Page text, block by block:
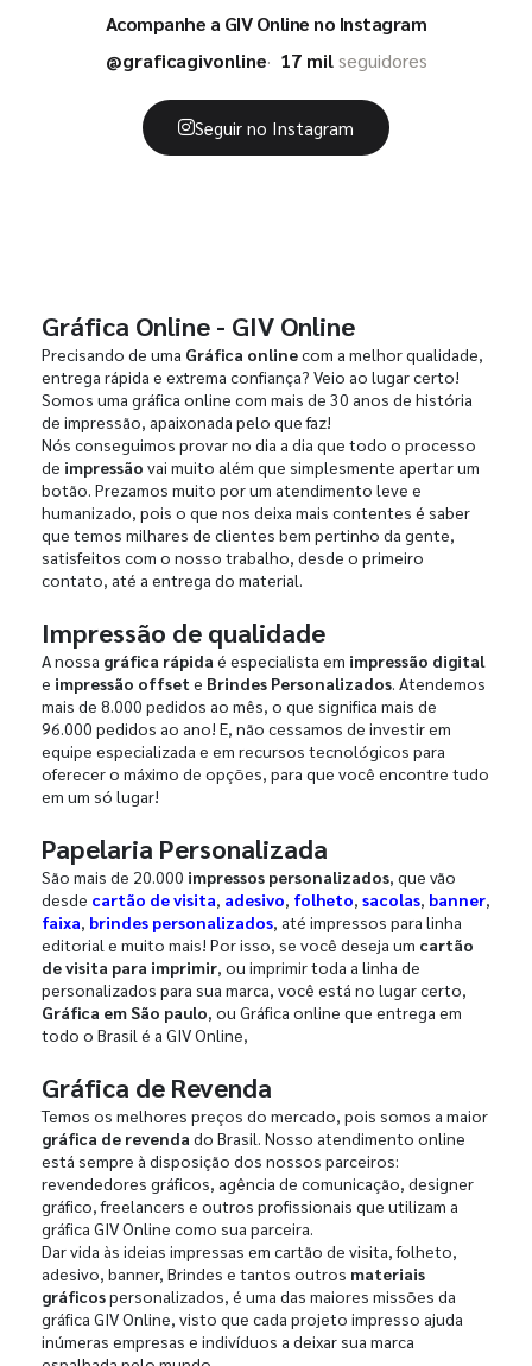
Acompanhe a GIV Online no Instagram
@graficagivonline
17 milseguidores
Seguir no Instagram
Gráfica Online - GIV Online
Precisando de uma Gráfica onlinecom a melhor qualidade,
entrega rápida e extrema confiança? Veio ao lugar certo!
Somos uma gráfica online com mais de 30 anos de história
de impressão, apaixonada pelo que faz!
Nós conseguimos provar no dia a dia que todo o processo
de impressão vai muito além que simplesmente apertar um
botão. Prezamos muito por um atendimento leve e
humanizado, pois o que nos deixa mais contentes é saber
que temos milhares de clientes bem pertinho da gente,
satisfeitos com o nosso trabalho, desde o primeiro
contato, até a entrega do material.
Impressão de qualidade
A nossa gráfica rápida é especialista em impressão digital
e impressão offset e Brindes Personalizados. Atendemos
mais de 8.000 pedidos ao mês, o que significa mais de
96.000 pedidos ao ano! E, não cessamos de investir em
equipe especializada e em recursos tecnológicos para
oferecer o máximo de opções, para que você encontre tudo
em um só lugar!
Papelaria Personalizada
São mais de 20.000 impressos personalizados, que vão
desde cartão de visita, adesivo, folheto, sacolas, banner,
faixa, brindes personalizados, até impressos para linha
editorial e muito mais! Por isso, se você deseja um cartão
de visita para imprimir, ou imprimir toda a linha de
personalizados para sua marca, você está no lugar certo,
Gráfica em São paulo, ou Gráfica online que entrega em
todo o Brasil é a GIV Online,
Gráfica de Revenda
Temos os melhores preços do mercado, pois somos a maior
gráfica de revenda do Brasil. Nosso atendimento online
está sempre à disposição dos nossos parceiros:
revendedores gráficos, agência de comunicação, designer
gráfico, freelancers e outros profissionais que utilizam a
gráfica GIV Online como sua parceira.
Dar vida às ideias impressas em cartão de visita, folheto,
adesivo, banner, Brindes e tantos outros materiais
gráficospersonalizados, é uma das maiores missões da
gráfica GIV Online, visto que cada projeto impresso ajuda
inúmeras empresas e indivíduos a deixar sua marca